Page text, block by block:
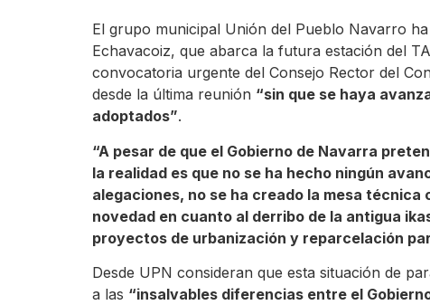
El grupo municipal Unión del Pueblo Navarro
Echavacoiz, que abarca la futura estación del
convocatoria urgente del Consejo Rector del
desde la última reunión “sin que se haya
adoptados”.
“A pesar de que el Gobierno de Navarra
la realidad es que no se ha hecho ningún
alegaciones, no se ha creado la mesa
novedad en cuanto al derribo de la antigua
proyectos de urbanización y reparcelación
Desde UPN consideran que esta situación de
a las “insalvables diferencias entre el